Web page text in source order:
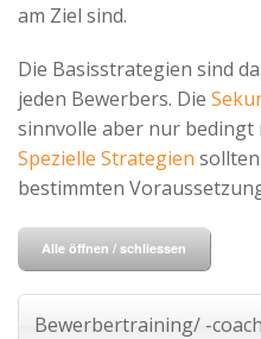
Advertiser
am Ziel sind.
Die Basisstrategien sind
jeden Bewerbers. Die
sinnvolle aber nur bedingt
Spezielle Strategien
bestimmten
Alle öffnen / schliessen
Bewerbertraining/ -